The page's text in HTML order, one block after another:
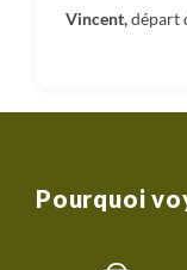
conseillère
Vincent,départ
Pourquoi